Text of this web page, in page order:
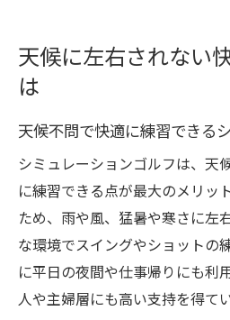
天候に左右されない
は
天候不問で快適に練習できる
シミュレーションゴルフは、天
に練習できる点が最大のメリッ
ため、雨や風、猛暑や寒さに左
な環境でスイングやショットの
に平日の夜間や仕事帰りにも利
人や主婦層にも高い支持を得てい